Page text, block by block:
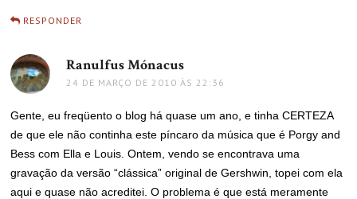
RESPONDER
Ranulfus Mónacus
24 DE MARÇO DE 2010 ÀS 22:36
Gente, eu freqüento o blog há quase um ano, e tinha CERTEZA
de que ele não continha este píncaro da música que é Porgy and
Bess com Ella e Louis. Ontem, vendo se encontrava uma
gravação da versão “clássica” original de Gershwin, topei com ela
aqui e quase não acreditei. O problema é que está meramente